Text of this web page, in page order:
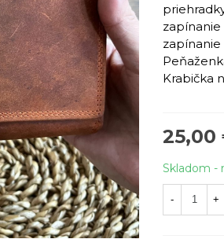
zapínanie
Krabička
25,00
Skladom -
- +